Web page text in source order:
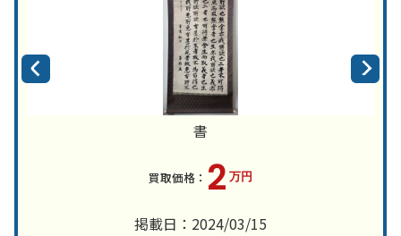
書
2 万円
掲載日：2024/03/15